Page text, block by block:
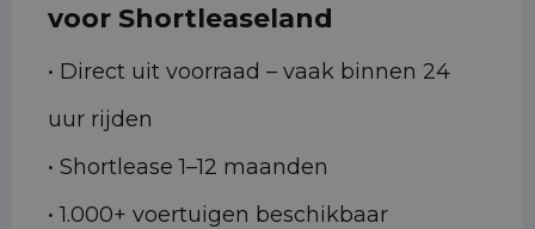
voor Shortleaseland
• Direct uit voorraad – vaak binnen 24
uur rijden
• Shortlease 1–12 maanden
• 1.000+ voertuigen beschikbaar